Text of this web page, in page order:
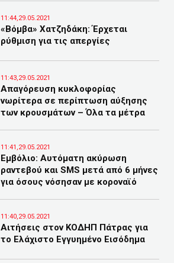
11:44,29.05.2021
«Βόμβα» Χατζηδάκη: Έρχεται
ρύθμιση για τις απεργίες
11:43,29.05.2021
Απαγόρευση κυκλοφορίας
νωρίτερα σε περίπτωση αύξησης
των κρουσμάτων – Όλα τα μέτρα
11:41,29.05.2021
Εμβόλιο: Αυτόματη ακύρωση
ραντεβού και SMS μετά από 6 μήνες
για όσους νόσησαν με κοροναϊό
11:40,29.05.2021
Αιτήσεις στον ΚΟΔΗΠ Πάτρας για
το Ελάχιστο Εγγυημένο Εισόδημα